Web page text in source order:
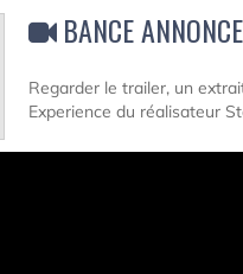
BANCE
Regarder le trailer, un
Experience du réalisateur